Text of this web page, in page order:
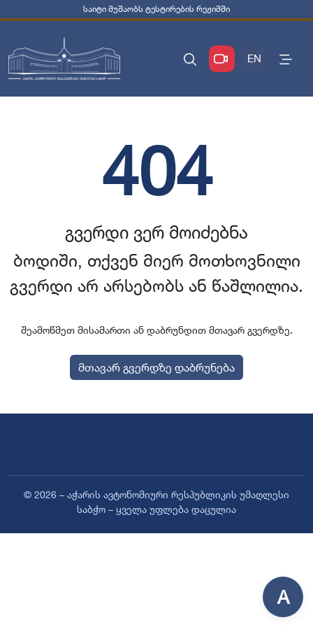
საიტი მუშაობს ტესტირების რეჟიმში
EN
404
გვერდი ვერ მოიძებნა
ბოდიში, თქვენ მიერ მოთხოვნილი
გვერდი არ არსებობს ან წაშლილია.
შეამოწმეთ მისამართი ან დაბრუნდით მთავარ გვერდზე.
მთავარ გვერდზე დაბრუნება
© 2026 – აჭარის ავტონომიური რესპუბლიკის უმაღლესი
საბჭო – ყველა უფლება დაცულია
A